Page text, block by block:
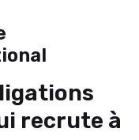
recrute à